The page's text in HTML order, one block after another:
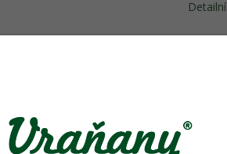
Diskuze